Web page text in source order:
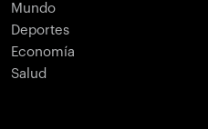
Mundo
Deportes
Economía
Salud